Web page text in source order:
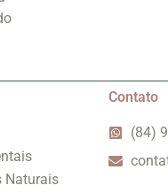
Naturais
Contato
(84)